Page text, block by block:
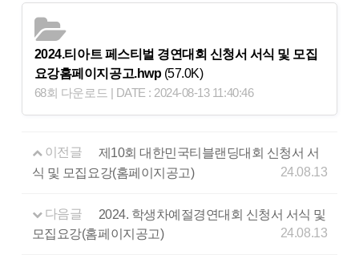
2024.티아트 페스티벌 경연대회 신청서 서식 및 모집
요강홈페이지공고.hwp(57.0K)
68회 다운로드 | DATE : 2024-08-13 11:40:46
이전글
제10회 대한민국티블랜딩대회 신청서 서
식 및 모집요강(홈페이지공고)
24.08.13
다음글
2024. 학생차예절경연대회 신청서 서식 및
모집요강(홈페이지공고)
24.08.13